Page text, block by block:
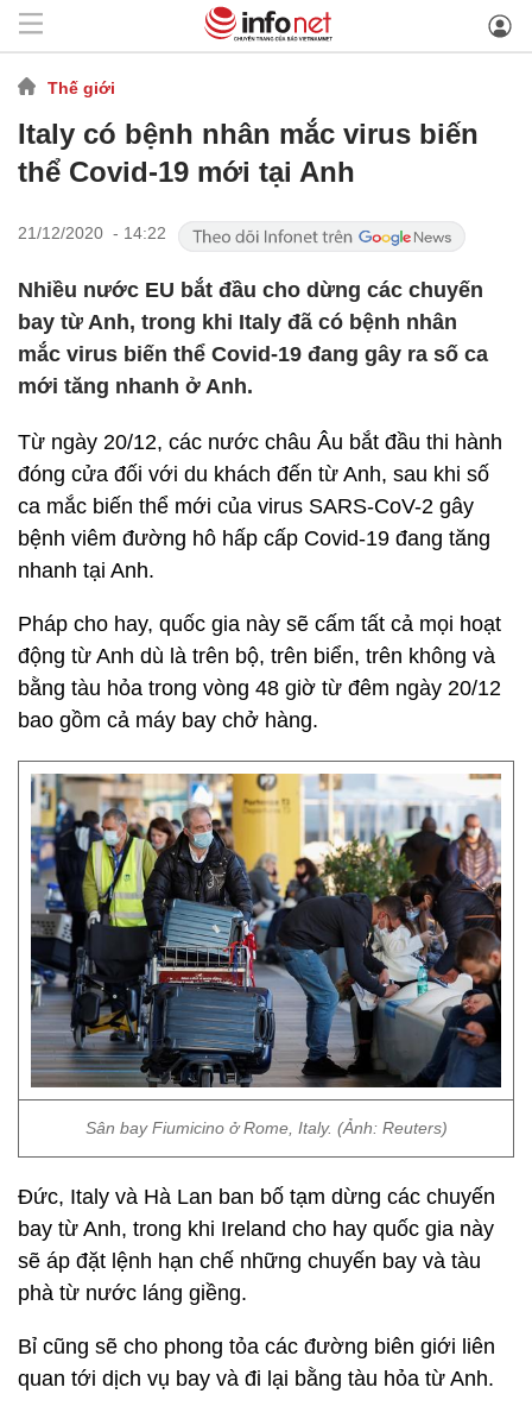
Thế giới
Italy có bệnh nhân mắc virus biến
thể Covid-19 mới tại Anh
21/12/2020 - 14:22
Nhiều nước EU bắt đầu cho dừng các chuyến
bay từ Anh, trong khi Italy đã có bệnh nhân
mắc virus biến thể Covid-19 đang gây ra số ca
mới tăng nhanh ở Anh.
Từ ngày 20/12, các nước châu Âu bắt đầu thi hành
đóng cửa đối với du khách đến từ Anh, sau khi số
ca mắc biến thể mới của virus SARS-CoV-2 gây
bệnh viêm đường hô hấp cấp Covid-19 đang tăng
nhanh tại Anh.
Pháp cho hay, quốc gia này sẽ cấm tất cả mọi hoạt
động từ Anh dù là trên bộ, trên biển, trên không và
bằng tàu hỏa trong vòng 48 giờ từ đêm ngày 20/12
bao gồm cả máy bay chở hàng.
Sân bay Fiumicino ở Rome, Italy. (Ảnh: Reuters)
Đức, Italy và Hà Lan ban bố tạm dừng các chuyến
bay từ Anh, trong khi Ireland cho hay quốc gia này
sẽ áp đặt lệnh hạn chế những chuyến bay và tàu
phà từ nước láng giềng.
Bỉ cũng sẽ cho phong tỏa các đường biên giới liên
quan tới dịch vụ bay và đi lại bằng tàu hỏa từ Anh.